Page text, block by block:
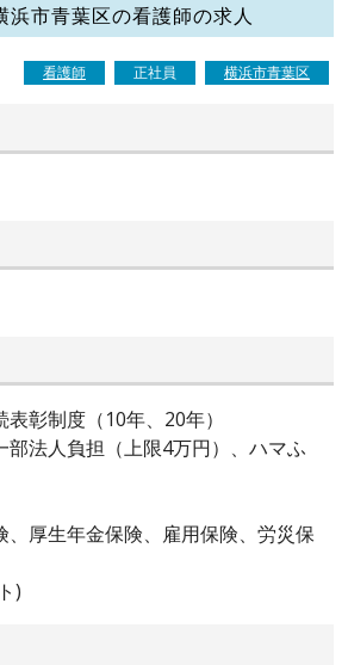
浜市青葉区の看護師の求人
看護師 正社員 横浜市青葉区
彰制度（10年、20年）
部法人負担（上限4万円）、ハマふ
、厚生年金保険、雇用保険、労災保
)